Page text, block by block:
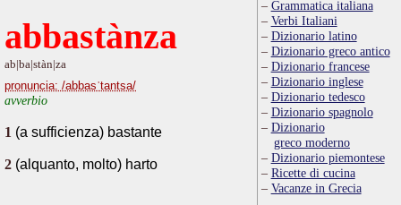
abbastànza
ab|ba|stàn|za
pronuncia: /abbasˈtantsa/
avverbio
1 (a sufficienza) bastante
2 (alquanto, molto) harto
Grammatica italiana
Verbi Italiani
Dizionario latino
Dizionario greco antico
Dizionario francese
Dizionario inglese
Dizionario tedesco
Dizionario spagnolo
Dizionario
greco moderno
Dizionario piemontese
Ricette di cucina
Vacanze in Grecia